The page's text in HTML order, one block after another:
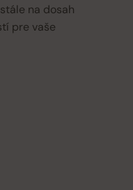
na dosah
pre vaše